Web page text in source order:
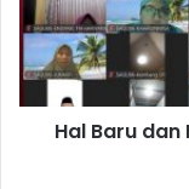
dari
Sesi
11
SAGU
BatchHal Baru dan